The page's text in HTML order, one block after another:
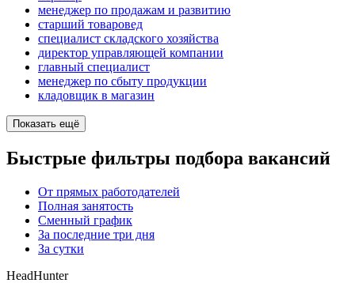
менеджер по продажам и развитию
старший товаровед
специалист складского хозяйства
директор управляющей компании
главный специалист
менеджер по сбыту продукции
кладовщик в магазин
Показать ещё
Быстрые фильтры подбора вакансий
От прямых работодателей
Полная занятость
Сменный график
За последние три дня
За сутки
HeadHunter